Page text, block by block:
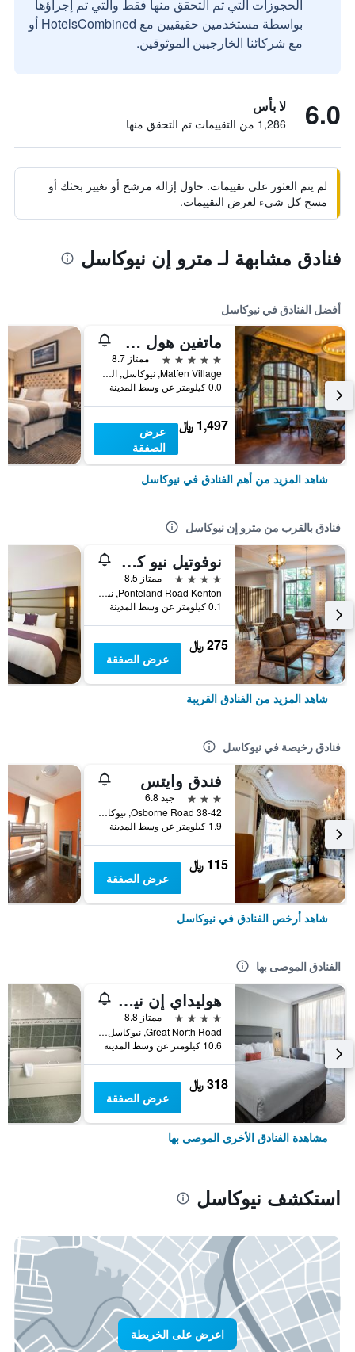
الحجوزات التي تم التحقق منها فقط والتي تم إجراؤها
بواسطة مستخدمين حقيقيين مع HotelsCombined أو
مع شركائنا الخارجيين الموثوقين.
6.0 لا بأس
1,286 من التقييمات تم التحقق منها
لم يتم العثور على تقييمات. حاول إزالة مرشح أو تغيير بحثك أو
مسح كل شيء لعرض التقييمات.
فنادق مشابهة لـ مترو إن نيوكاسل
أفضل الفنادق في نيوكاسل
ماتفين هول هوتل، غولف آند سبا
5 نجوم
ممتاز 8.7
Matfen Village, نيوكاسل, المملكة المتحدة
0.0 كيلومتر عن وسط المدينة
1,497 ﷼
عرض
الصفقة
شاهد المزيد من أهم الفنادق في نيوكاسل
فنادق بالقرب من مترو إن نيوكاسل
نوفوتيل نيو كاسل إيربورت
4 نجوم
ممتاز 8.5
Ponteland Road Kenton, نيوكاسل, المملكة المتحدة
0.1 كيلومتر عن وسط المدينة
275 ﷼
عرض الصفقة
شاهد المزيد من الفنادق القريبة
فنادق رخيصة في نيوكاسل
فندق وايتس
3 نجوم
جيد 6.8
38-42 Osborne Road, نيوكاسل, المملكة المتحدة
1.9 كيلومتر عن وسط المدينة
115 ﷼
عرض الصفقة
شاهد أرخص الفنادق في نيوكاسل
الفنادق الموصى بها
هوليداي إن نيو ك س ر ان ا-ن بير ك آا ارتٔيت ٕ ركي بٓي آيتش جي
4 نجوم
ممتاز 8.8
Great North Road, نيوكاسل, المملكة المتحدة
10.6 كيلومتر عن وسط المدينة
318 ﷼
عرض الصفقة
مشاهدة الفنادق الأخرى الموصى بها
استكشف نيوكاسل
اعرض على الخريطة